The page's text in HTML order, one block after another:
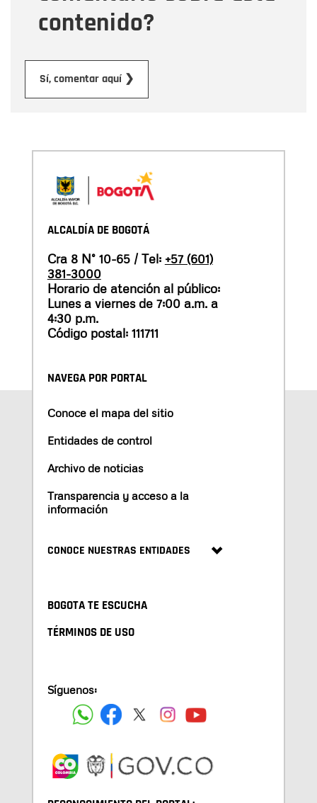
contenido?
Sí, comentar aquí ❯
ALCALDÍA DE BOGOTÁ
Cra 8 N° 10-65 / Tel: +57 (601)
381-3000
Horario de atención al público:
Lunes a viernes de 7:00 a.m. a
4:30 p.m.
Código postal: 111711
NAVEGA POR PORTAL
Conoce el mapa del sitio
Entidades de control
Archivo de noticias
Transparencia y acceso a la
información
CONOCE NUESTRAS ENTIDADES
BOGOTA TE ESCUCHA
TÉRMINOS DE USO
Síguenos: